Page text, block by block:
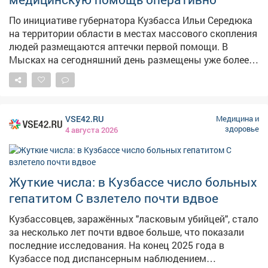
По инициативе губернатора Кузбасса Ильи Середюка
на территории области в местах массового скопления
людей размещаются аптечки первой помощи. В
Мысках на сегодняшний день размещены уже более
50 медицинских наборов. Аптечки, которыми может
воспользоваться любой человек в случае
потребительского рынка, в административных
заметные указатели с надписью «Аптечка здесь».
Работа в данном направлении продолжается.
VSE42.RU
4 августа 2026
Медицина и
здоровье
Жуткие числа: в Кузбассе число больных
гепатитом С взлетело почти вдвое
Кузбассовцев, заражённых "ласковым убийцей", стало
за несколько лет почти вдвое больше, что показали
последние исследования. На конец 2025 года в
Кузбассе под диспансерным наблюдением